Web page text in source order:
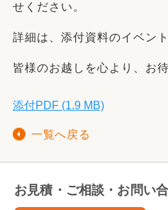
せください。
詳細は、添付資料のイベン
皆様のお越しを心より、お
添付PDF (1.9 MB)
一覧へ戻る
お見積・ご相談・お問い